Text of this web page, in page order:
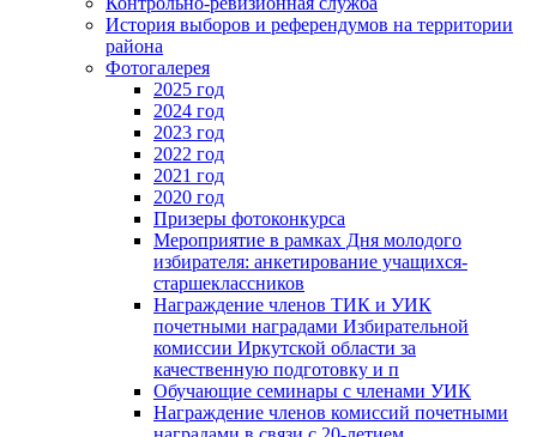
История выборов и референдумов на территории
района
Фотогалерея
2025 год
2024 год
2023 год
2022 год
2021 год
2020 год
Призеры фотоконкурса
Мероприятие в рамках Дня молодого
избирателя: анкетирование учащихся-
старшеклассников
Награждение членов ТИК и УИК
почетными наградами Избирательной
комиссии Иркутской области за
качественную подготовку и п
Обучающие семинары с членами УИК
Награждение членов комиссий почетными